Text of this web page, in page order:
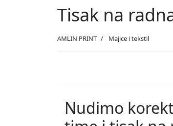
Tisak na
AMLIN PRINT Majice i tekstil
Nudimo